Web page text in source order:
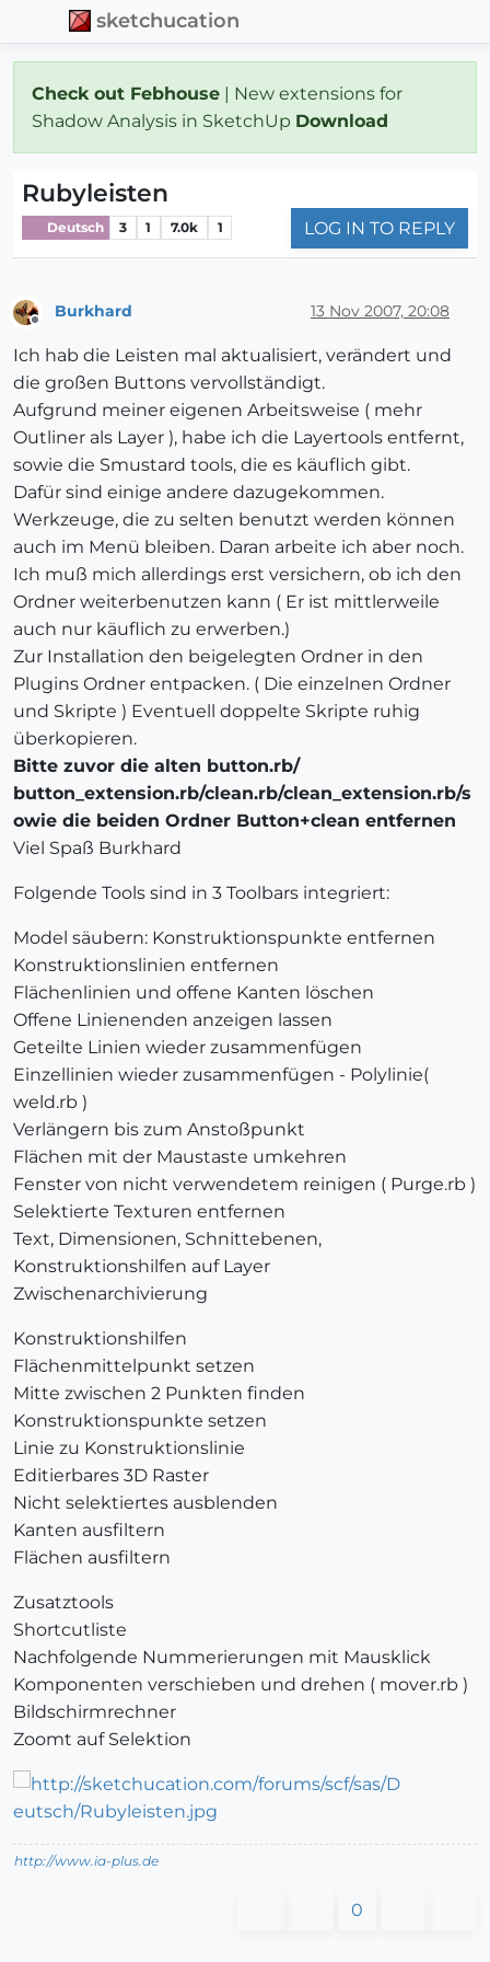
sketchucation
Check out Febhouse | New extensions for
Shadow Analysis in SketchUp Download
Rubyleisten
Deutsch 3 1 7.0k 1 LOG IN TO REPLY
Burkhard 13 Nov 2007, 20:08
Ich hab die Leisten mal aktualisiert, verändert und
die großen Buttons vervollständigt.
Aufgrund meiner eigenen Arbeitsweise ( mehr
Outliner als Layer ), habe ich die Layertools entfernt,
sowie die Smustard tools, die es käuflich gibt.
Dafür sind einige andere dazugekommen.
Werkzeuge, die zu selten benutzt werden können
auch im Menü bleiben. Daran arbeite ich aber noch.
Ich muß mich allerdings erst versichern, ob ich den
Ordner weiterbenutzen kann ( Er ist mittlerweile
auch nur käuflich zu erwerben.)
Zur Installation den beigelegten Ordner in den
Plugins Ordner entpacken. ( Die einzelnen Ordner
und Skripte ) Eventuell doppelte Skripte ruhig
überkopieren.
Bitte zuvor die alten button.rb/
button_extension.rb/clean.rb/clean_extension.rb/s
owie die beiden Ordner Button+clean entfernen
Viel Spaß Burkhard
Folgende Tools sind in 3 Toolbars integriert:
Model säubern: Konstruktionspunkte entfernen
Konstruktionslinien entfernen
Flächenlinien und offene Kanten löschen
Offene Linienenden anzeigen lassen
Geteilte Linien wieder zusammenfügen
Einzellinien wieder zusammenfügen - Polylinie(
weld.rb )
Verlängern bis zum Anstoßpunkt
Flächen mit der Maustaste umkehren
Fenster von nicht verwendetem reinigen ( Purge.rb )
Selektierte Texturen entfernen
Text, Dimensionen, Schnittebenen,
Konstruktionshilfen auf Layer
Zwischenarchivierung
Konstruktionshilfen
Flächenmittelpunkt setzen
Mitte zwischen 2 Punkten finden
Konstruktionspunkte setzen
Linie zu Konstruktionslinie
Editierbares 3D Raster
Nicht selektiertes ausblenden
Kanten ausfiltern
Flächen ausfiltern
Zusatztools
Shortcutliste
Nachfolgende Nummerierungen mit Mausklick
Komponenten verschieben und drehen ( mover.rb )
Bildschirmrechner
Zoomt auf Selektion
http://www.ia-plus.de
0